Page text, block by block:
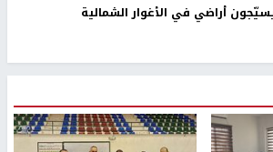
أراضي في الأغوار الشمالية